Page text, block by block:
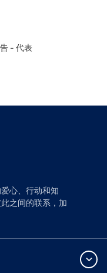
- 代表
心、行动和知
之间的联系，加